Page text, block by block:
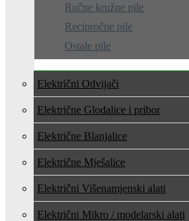
Ručne kružne pile
Recipročne pile
Ostale pile
Električni Odvijači
Električne Glodalice i pribor
Električne Blanjalice
Električne Mješalice
Električni Višenamjenski alati
Električni Mikro / modelarski alati